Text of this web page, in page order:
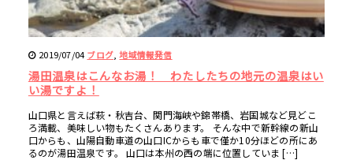
2019/07/04 ブログ ,地域情報発信
湯田温泉はこんなお湯！ わたしたちの地元の温泉はい
い湯ですよ！
山口県と言えば萩・秋吉台、関門海峡や錦帯橋、岩国城など見どこ
ろ満載、美味しい物もたくさんあります。 そんな中で新幹線の新山
口からも、山陽自動車道の山口ICからも車で僅か10分ほどの所にあ
るのが湯田温泉です。 山口は本州の西の端に位置していま […]